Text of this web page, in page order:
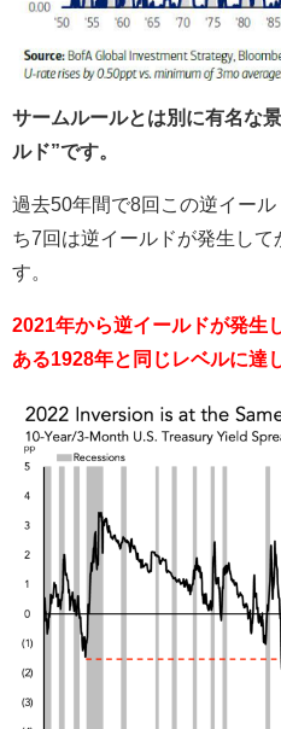
サームルールとは別に有名な
ルド”です。
過去50年間で8回この逆イー
ち7回は逆イールドが発生して
す。
2021年から逆イールドが発生
ある1928年と同じレベルに達